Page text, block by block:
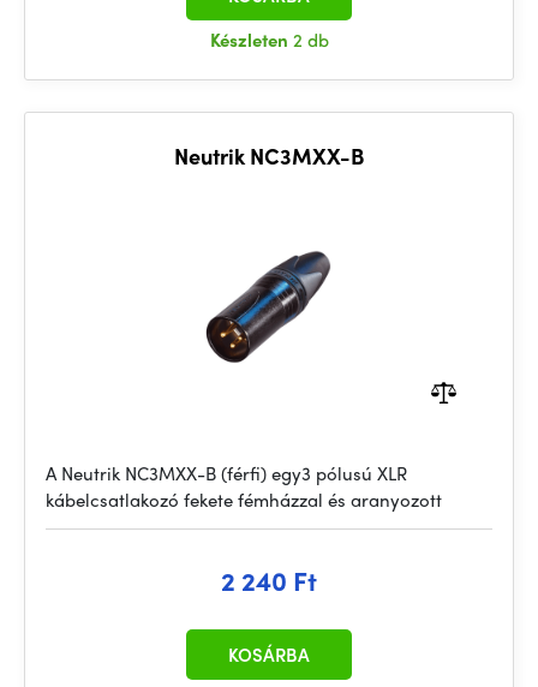
Készleten 2 db
Neutrik NC3MXX-B
A Neutrik NC3MXX-B (férfi) egy3 pólusú XLR
kábelcsatlakozó fekete fémházzal és aranyozott
2 240 Ft
KOSÁRBA